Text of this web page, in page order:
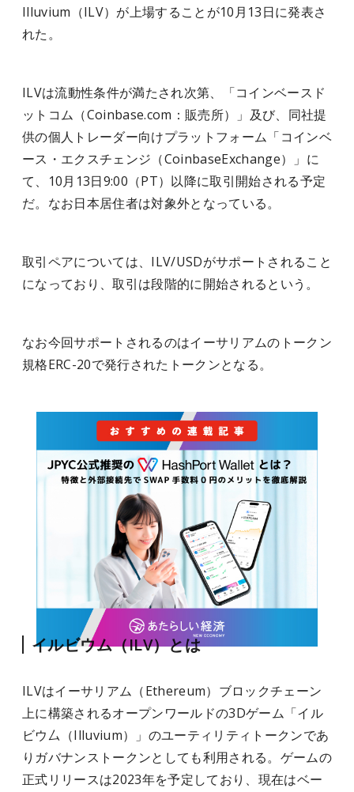
Illuvium（ILV）が上場することが10月13日に発表さ
れた。
ILVは流動性条件が満たされ次第、「コインベースド
ットコム（Coinbase.com：販売所）」及び、同社提
供の個人トレーダー向けプラットフォーム「コインベ
ース・エクスチェンジ（CoinbaseExchange）」に
て、10月13日9:00（PT）以降に取引開始される予定
だ。なお日本居住者は対象外となっている。
取引ペアについては、ILV/USDがサポートされること
になっており、取引は段階的に開始されるという。
なお今回サポートされるのはイーサリアムのトークン
規格ERC-20で発行されたトークンとなる。
イルビウム（ILV）とは
ILVはイーサリアム（Ethereum）ブロックチェーン
上に構築されるオープンワールドの3Dゲーム「イル
ビウ厶（Illuvium）」のユーティリティトークンであ
りガバナンストークンとしても利用される。ゲームの
正式リリースは2023年を予定しており、現在はベー